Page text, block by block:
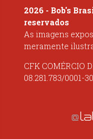
2026 - Bob's
reservados
As imagens
meramente
CFK COMÉRCIO
08.281.783/0001-30